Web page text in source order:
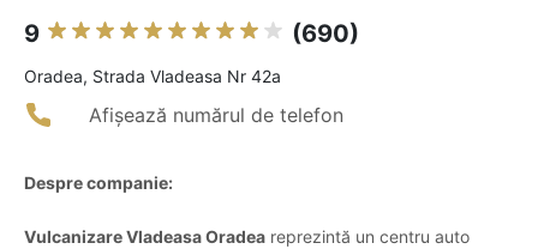
9 (690)
Oradea, Strada Vladeasa Nr 42a
Afișează numărul de telefon
Despre companie:
Vulcanizare Vladeasa Oradea reprezintă un centru auto